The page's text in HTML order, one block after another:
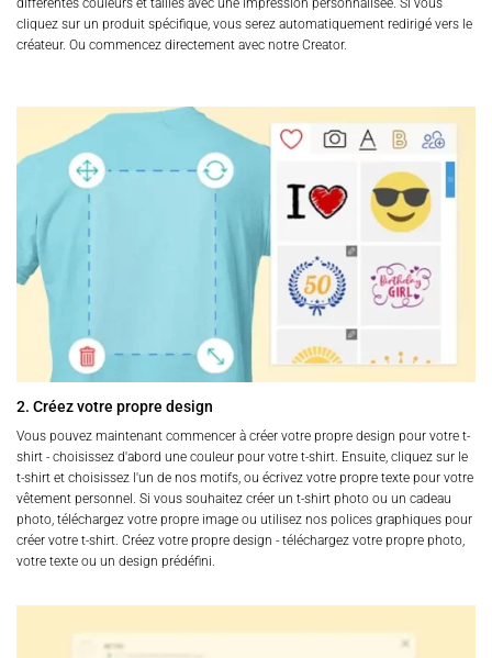
différentes couleurs et tailles avec une impression personnalisée. Si vous
cliquez sur un produit spécifique, vous serez automatiquement redirigé vers le
créateur. Ou commencez directement avec notre Creator.
2. Créez votre propre design
Vous pouvez maintenant commencer à créer votre propre design pour votre t-
shirt - choisissez d'abord une couleur pour votre t-shirt. Ensuite, cliquez sur le
t-shirt et choisissez l'un de nos motifs, ou écrivez votre propre texte pour votre
vêtement personnel. Si vous souhaitez créer un t-shirt photo ou un cadeau
photo, téléchargez votre propre image ou utilisez nos polices graphiques pour
créer votre t-shirt. Créez votre propre design - téléchargez votre propre photo,
votre texte ou un design prédéfini.